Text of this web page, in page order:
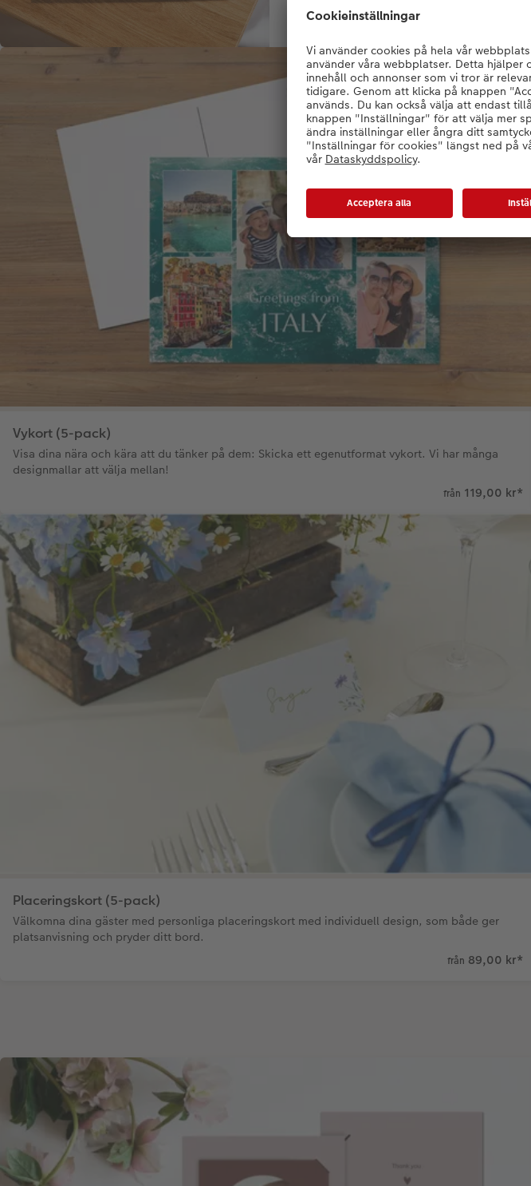
Vykort (5-pack)
Visa dina nära och kära att du tänker på dem: Skicka ett egenutformat vykort. Vi har många
designmallar att välja mellan!
från 119,00 kr*
Placeringskort (5-pack)
Välkomna dina gäster med personliga placeringskort med individuell design, som både ger
platsanvisning och pryder ditt bord.
från 89,00 kr*